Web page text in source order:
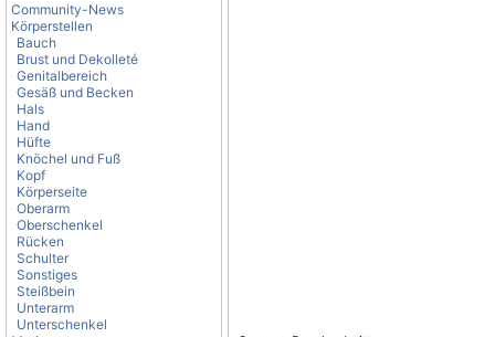
Community-News
Körperstellen
Bauch
Brust und Dekolleté
Genitalbereich
Gesäß und Becken
Hals
Hand
Hüfte
Knöchel und Fuß
Kopf
Körperseite
Oberarm
Oberschenkel
Rücken
Schulter
Sonstiges
Steißbein
Unterarm
Unterschenkel